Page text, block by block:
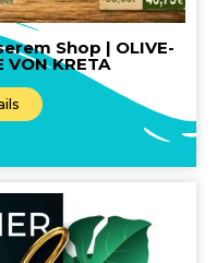
Shop | OLIVE-
VON KRETA